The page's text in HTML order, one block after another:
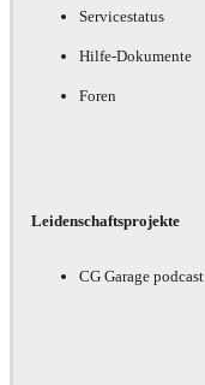
Servicestatus
Hilfe-Dokumente
Foren
Leidenschaftsprojekte
CG Garage podcast